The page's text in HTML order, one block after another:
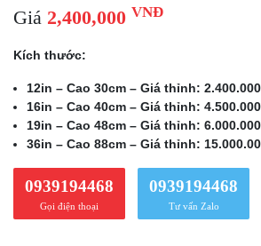
Giá 2,400,000 VNĐ
Kích thước:
12in – Cao 30cm – Giá thỉnh:
16in – Cao 40cm – Giá thỉnh:
19in – Cao 48cm – Giá thỉnh:
36in – Cao 88cm – Giá thỉnh:
0939194468
Gọi điện thoại
0939194468
Tư vấn Zalo